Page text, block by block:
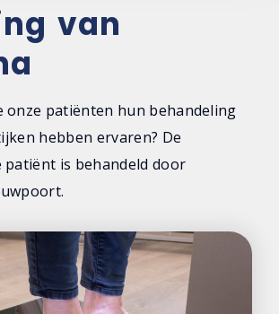
van
onze patiënten hun behandeling
hebben ervaren? De
patiënt is behandeld door